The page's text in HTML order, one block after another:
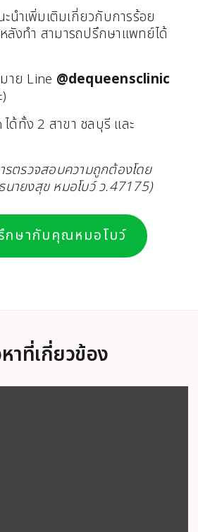
นำเพิ่มเติมเกี่ยวกับการร้อย
ลังทำ สามารถปรึกษาแพทย์ได้
าย Line @dequeensclinic
ด้ทั้ง 2 สาขา ชลบุรี และ
รตรวจสอบความถูกต้องโดย
ายงสุข หมอโบว์ ว.47175)
กษากับคุณหมอโบว์
าที่เกี่ยวข้อง